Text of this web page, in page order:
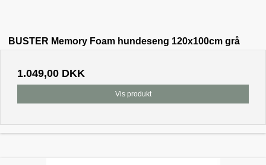
BUSTER Memory Foam hundeseng 120x100cm grå
1.049,00 DKK
Vis produkt